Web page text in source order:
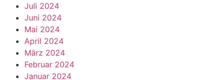
Juli 2024
Juni 2024
Mai 2024
April 2024
März 2024
Februar 2024
Januar 2024